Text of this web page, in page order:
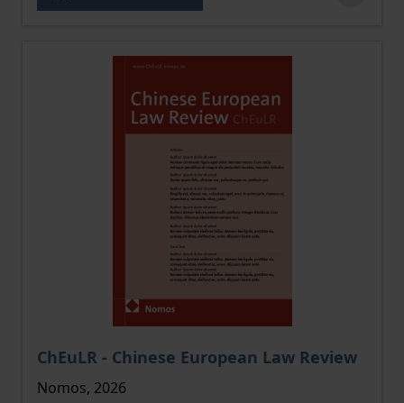
ChEuLR - Chinese European Law Review
Der Preis dieses Titels richtet sich nach der
Nomos, 2026